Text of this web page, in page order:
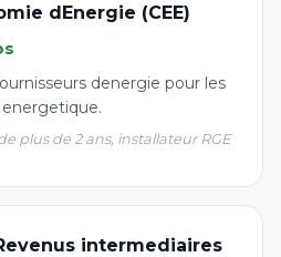
dEnergie (CEE)
denergie pour les
plus de 2 ans, installateur RGE
intermediaires